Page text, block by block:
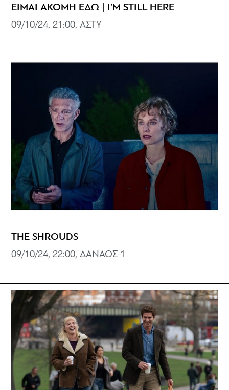
ΕΙΜΑΙ ΑΚΟΜΗ ΕΔΩ | I’M STILL HERE
09/10/24, 21:00, ΑΣΤΥ
THE SHROUDS
09/10/24, 22:00, ΔΑΝΑΟΣ 1